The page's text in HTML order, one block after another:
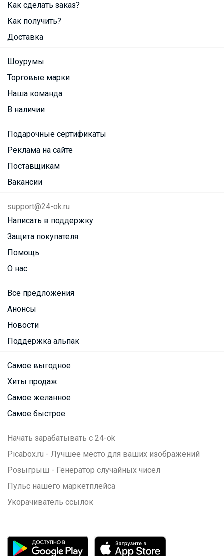
Как сделать заказ?
Как получить?
Доставка
Шоурумы
Торговые марки
Наша команда
В наличии
Подарочные сертификаты
Реклама на сайте
Поставщикам
Вакансии
support@24-ok.ru
Написать в поддержку
Защита покупателя
Помощь
О нас
Все предложения
Анонсы
Новости
Поддержка альпак
Самое выгодное
Хиты продаж
Самое желанное
Самое быстрое
Начать зарабатывать с 24-ok
Picabox.ru - Лучшее место для ваших изображений
Розыгрыш - Генератор случайных чисел
Пульс нашего маркетплейса
Укорачиватель ссылок